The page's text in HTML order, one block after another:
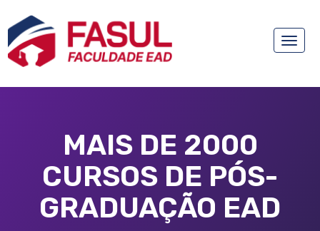
Toggle
MAIS DE 2000
CURSOS DE PÓS-
GRADUAÇÃO EAD